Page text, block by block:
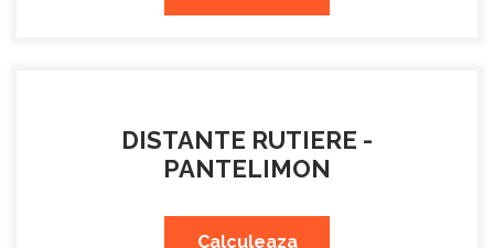
DISTANTE RUTIERE -
PANTELIMON
Calculeaza